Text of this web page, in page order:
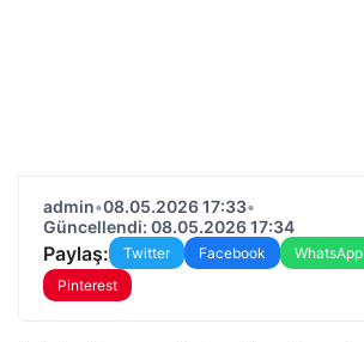
admin•08.05.2026 17:33•
Güncellendi: 08.05.2026 17:34
Paylaş: Twitter Facebook WhatsApp
Pinterest